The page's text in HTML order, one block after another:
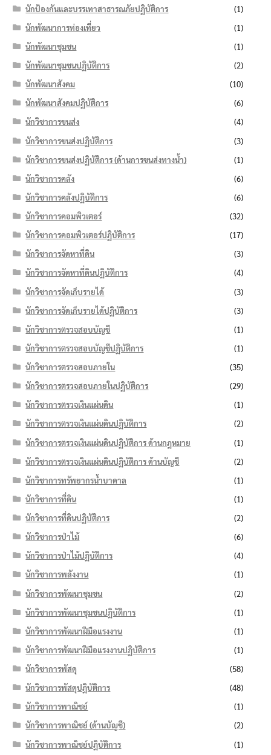
นักป้องกันและบรรเทาสาธารณภัยปฏิบัติการ
(1)
นักพัฒนาการท่องเที่ยว
(1)
นักพัฒนาชุมชน
(1)
นักพัฒนาชุมชนปฏิบัติการ
(2)
นักพัฒนาสังคม
(10)
นักพัฒนาสังคมปฏิบัติการ
(6)
นักวิชาการขนส่ง
(4)
นักวิชาการขนส่งปฏิบัติการ
(3)
นักวิชาการขนส่งปฏิบัติการ (ด้านการขนส่งทางน้ำ)
(1)
นักวิชาการคลัง
(6)
นักวิชาการคลังปฏิบัติการ
(6)
นักวิชาการคอมพิวเตอร์
(32)
นักวิชาการคอมพิวเตอร์ปฏิบัติการ
(17)
นักวิชาการจัดหาที่ดิน
(3)
นักวิชาการจัดหาที่ดินปฏิบัติการ
(4)
นักวิชาการจัดเก็บรายได้
(3)
นักวิชาการจัดเก็บรายได้ปฏิบัติการ
(3)
นักวิชาการตรวจสอบบัญชี
(1)
นักวิชาการตรวจสอบบัญชีปฏิบัติการ
(1)
นักวิชาการตรวจสอบภายใน
(35)
นักวิชาการตรวจสอบภายในปฏิบัติการ
(29)
นักวิชาการตรวจเงินแผ่นดิน
(1)
นักวิชาการตรวจเงินแผ่นดินปฏิบัติการ
(2)
นักวิชาการตรวจเงินแผ่นดินปฏิบัติการ ด้านกฎหมาย
(1)
นักวิชาการตรวจเงินแผ่นดินปฏิบัติการ ด้านบัญชี
(2)
นักวิชาการทรัพยากรน้ำบาดาล
(1)
นักวิชาการที่ดิน
(1)
นักวิชาการที่ดินปฏิบัติการ
(2)
นักวิชาการป่าไม้
(6)
นักวิชาการป่าไม้ปฏิบัติการ
(4)
นักวิชาการพลังงาน
(1)
นักวิชาการพัฒนาชุมชน
(2)
นักวิชาการพัฒนาชุมชนปฏิบัติการ
(1)
นักวิชาการพัฒนาฝีมือแรงงาน
(1)
นักวิชาการพัฒนาฝีมือแรงงานปฏิบัติการ
(1)
นักวิชาการพัสดุ
(58)
นักวิชาการพัสดุปฏิบัติการ
(48)
นักวิชาการพาณิชย์
(1)
นักวิชาการพาณิชย์ (ด้านบัญชี)
(2)
นักวิชาการพาณิชย์ปฏิบัติการ
(1)